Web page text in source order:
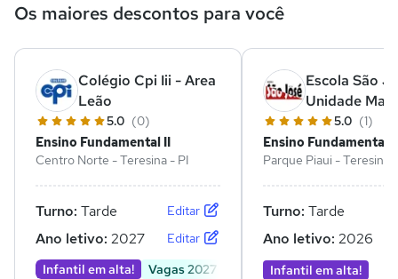
Os maiores descontos para você
Colégio Cpi Iii - Area
Leão
5.0 (0)
Ensino Fundamental II
Centro Norte - Teresina - PI
Turno: Tarde Editar
Ano letivo: 2027
Editar
Infantil em alta!
Vagas 2027
Escola São
Unidade
5.0 (1)
Ensino Fundamental II
Parque Piaui - Teresina
Turno: Tarde
Ano letivo: 2026
Infantil em alta!